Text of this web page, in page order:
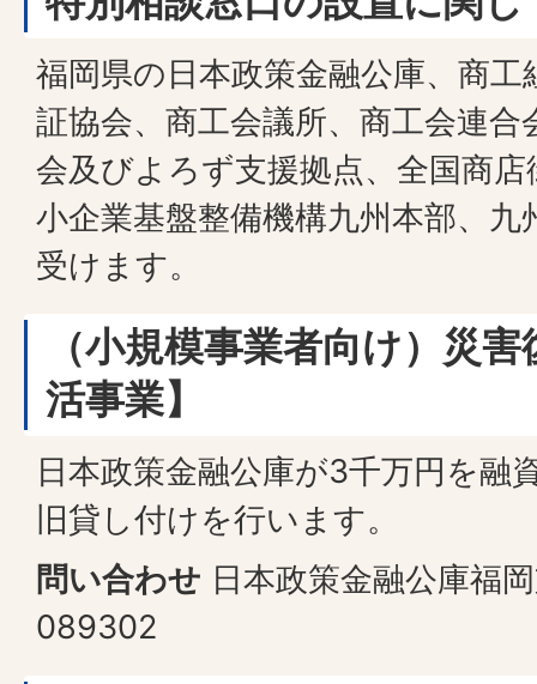
福岡県の日本政策金融公庫、商工
証協会、商工会議所、商工会連合
会及びよろず支援拠点、全国商
小企業基盤整備機構九州本部、
受けます。
（小規模事業者向け）災
活事業】
日本政策金融公庫が3千万円を融
旧貸し付けを行います。
問い合わせ 日本政策金融公庫福
089302